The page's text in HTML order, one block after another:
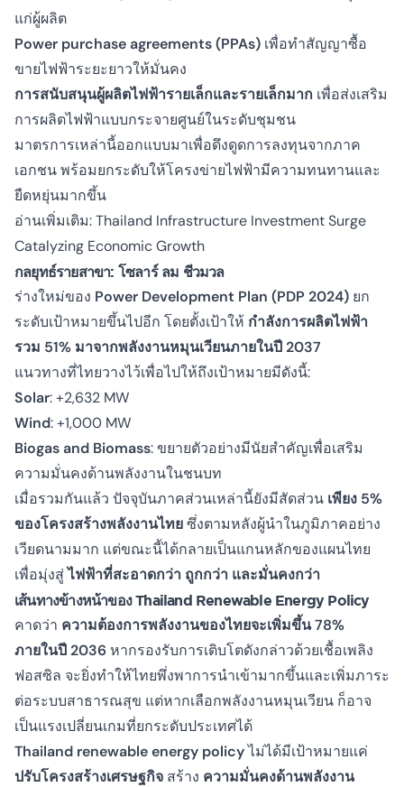
แก่ผู้ผลิต
Power purchase agreements (PPAs) เพื่อทำสัญญาซื้อ
ขายไฟฟ้าระยะยาวให้มั่นคง
การสนับสนุนผู้ผลิตไฟฟ้ารายเล็กและรายเล็กมาก เพื่อส่งเสริม
การผลิตไฟฟ้าแบบกระจายศูนย์ในระดับชุมชน
มาตรการเหล่านี้ออกแบบมาเพื่อดึงดูดการลงทุนจากภาค
เอกชน พร้อมยกระดับให้โครงข่ายไฟฟ้ามีความทนทานและ
ยืดหยุ่นมากขึ้น
อ่านเพิ่มเติม:Thailand Infrastructure Investment Surge
Catalyzing Economic Growth
กลยุทธ์รายสาขา: โซลาร์ ลม ชีวมวล
ร่างใหม่ของ Power Development Plan (PDP 2024) ยก
ระดับเป้าหมายขึ้นไปอีก โดยตั้งเป้าให้ กำลังการผลิตไฟฟ้า
รวม 51% มาจากพลังงานหมุนเวียนภายในปี 2037
แนวทางที่ไทยวางไว้เพื่อไปให้ถึงเป้าหมายมีดังนี้:
Solar: +2,632 MW
Wind: +1,000 MW
Biogas and Biomass: ขยายตัวอย่างมีนัยสำคัญเพื่อเสริม
ความมั่นคงด้านพลังงานในชนบท
เมื่อรวมกันแล้ว ปัจจุบันภาคส่วนเหล่านี้ยังมีสัดส่วน เพียง 5%
ของโครงสร้างพลังงานไทยซึ่งตามหลังผู้นำในภูมิภาคอย่าง
เวียดนามมาก แต่ขณะนี้ได้กลายเป็นแกนหลักของแผนไทย
เพื่อมุ่งสู่ไฟฟ้าที่สะอาดกว่า ถูกกว่า และมั่นคงกว่า
เส้นทางข้างหน้าของ Thailand Renewable Energy Policy
คาดว่า ความต้องการพลังงานของไทยจะเพิ่มขึ้น 78%
ภายในปี 2036หากรองรับการเติบโตดังกล่าวด้วยเชื้อเพลิง
ฟอสซิล จะยิ่งทำให้ไทยพึ่งพาการนำเข้ามากขึ้นและเพิ่มภาระ
ต่อระบบสาธารณสุข แต่หากเลือกพลังงานหมุนเวียน ก็อาจ
เป็นแรงเปลี่ยนเกมที่ยกระดับประเทศได้
Thailand renewable energy policyไม่ได้มีเป้าหมายแค่
ปรับโครงสร้างเศรษฐกิจ สร้าง ความมั่นคงด้านพลังงาน